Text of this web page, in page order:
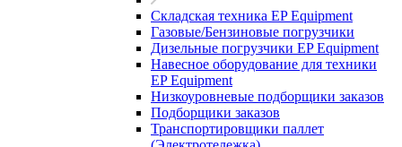
Складская техника EP Equipment
Газовые/Бензиновые погрузчики
Дизельные погрузчики EP Equipment
Навесное оборудование для техники
EP Equipment
Низкоуровневые подборщики заказов
Подборщики заказов
Транспортировщики паллет